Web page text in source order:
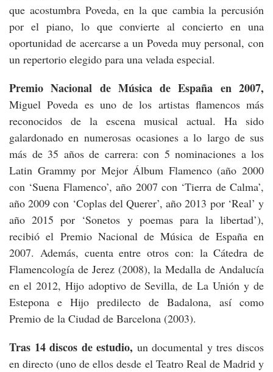
que acostumbra Poveda, en la que cambia la percusión
por el piano, lo que convierte al concierto en una
oportunidad de acercarse a un Poveda muy personal, con
un repertorio elegido para una velada especial.
Premio Nacional de Música de España en 2007,
Miguel Poveda es uno de los artistas flamencos más
reconocidos de la escena musical actual. Ha sido
galardonado en numerosas ocasiones a lo largo de sus
más de 35 años de carrera: con 5 nominaciones a los
Latin Grammy por Mejor Álbum Flamenco (año 2000
con ‘Suena Flamenco’, año 2007 con ‘Tierra de Calma’,
año 2009 con ‘Coplas del Querer’, año 2013 por ‘Real’ y
año 2015 por ‘Sonetos y poemas para la libertad’),
recibió el Premio Nacional de Música de España en
2007. Además, cuenta entre otros con: la Cátedra de
Flamencología de Jerez (2008), la Medalla de Andalucía
en el 2012, Hijo adoptivo de Sevilla, de La Unión y de
Estepona e Hijo predilecto de Badalona, así como
Premio de la Ciudad de Barcelona (2003).
Tras 14 discos de estudio, un documental y tres discos
en directo (uno de ellos desde el Teatro Real de Madrid y